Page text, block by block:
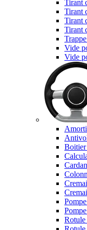
Tirant
Tirant
Tirant
Tirant
Vide
Vide
Boitier